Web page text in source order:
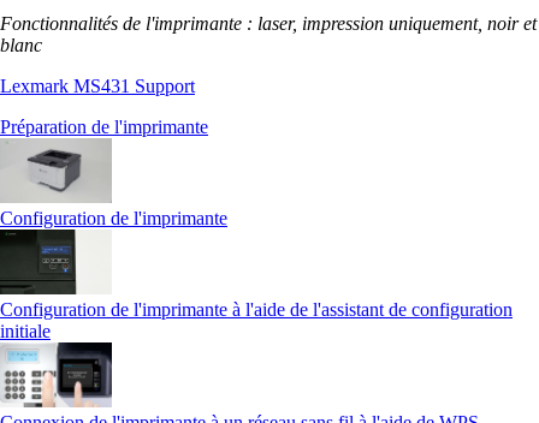
Fonctionnalités de l'imprimante : laser, impression uniquement, noir et
blanc
Lexmark MS431 Support
Préparation de l'imprimante
Configuration de l'imprimante
Configuration de l'imprimante à l'aide de l'assistant de configuration
initiale